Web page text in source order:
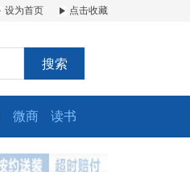
设为首页 点击收藏
搜索
微商 读书